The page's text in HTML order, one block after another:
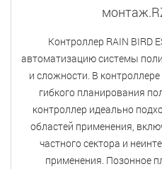
Контроллер RAIN BIRD
автоматизацию системы
и сложности. В
гибкого планирования
контроллер идеально
областей применения,
частного сектора и
применения. Позонное